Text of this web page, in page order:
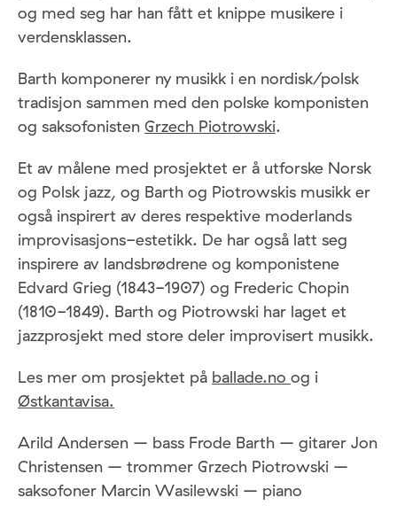
og med seg har han fått et knippe musikere i
verdensklassen.
Barth komponerer ny musikk i en nordisk/polsk
tradisjon sammen med den polske komponisten
og saksofonisten Grzech Piotrowski.
Et av målene med prosjektet er å utforske Norsk
og Polsk jazz, og Barth og Piotrowskis musikk er
også inspirert av deres respektive moderlands
improvisasjons-estetikk. De har også latt seg
inspirere av landsbrødrene og komponistene
Edvard Grieg (1843-1907) og Frederic Chopin
(1810-1849). Barth og Piotrowski har laget et
jazzprosjekt med store deler improvisert musikk.
Les mer om prosjektet på ballade.no og i
Østkantavisa.
Arild Andersen – bass Frode Barth – gitarer Jon
Christensen – trommer Grzech Piotrowski –
saksofoner Marcin Wasilewski – piano